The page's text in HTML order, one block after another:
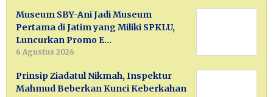
Museum SBY-Ani Jadi Museum
Pertama di Jatim yang Miliki SPKLU,
Luncurkan Promo E…
6 Agustus 2026
Prinsip Ziadatul Nikmah, Inspektur
Mahmud Beberkan Kunci Keberkahan